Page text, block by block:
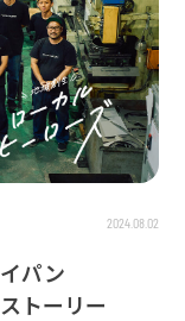
2024.08.02
パン
トーリー